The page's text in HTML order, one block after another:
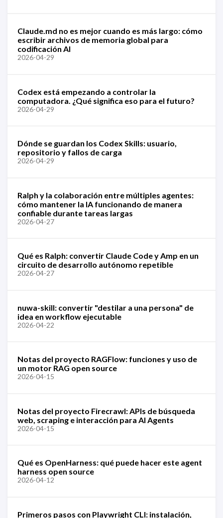
Claude.md no es mejor cuando es más largo: cómo
escribir archivos de memoria global para
codificación AI
2026-04-29
Codex está empezando a controlar la
computadora. ¿Qué significa eso para el futuro?
2026-04-29
Dónde se guardan los Codex Skills: usuario,
repositorio y fallos de carga
2026-04-29
Ralph y la colaboración entre múltiples agentes:
cómo mantener la IA funcionando de manera
confiable durante tareas largas
2026-04-27
Qué es Ralph: convertir Claude Code y Amp en un
circuito de desarrollo autónomo repetible
2026-04-27
nuwa-skill: convertir "destilar a una persona" de
idea en workflow ejecutable
2026-04-22
Notas del proyecto RAGFlow: funciones y uso de
un motor RAG open source
2026-04-15
Notas del proyecto Firecrawl: APIs de búsqueda
web, scraping e interacción para AI Agents
2026-04-15
Qué es OpenHarness: qué puede hacer este agent
harness open source
2026-04-12
Primeros pasos con Playwright CLI: instalación,